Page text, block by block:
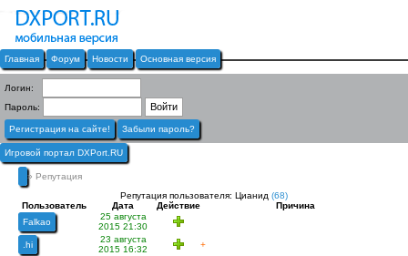
Главная Форум Новости Основная версия
Логин:
Пароль:
Регистрация на сайте! Забыли пароль?
Игровой портал DXPort.RU
» Репутация
Репутация пользователя: Цианид (68)
Пользователь
Дата Действие
Причина
Falkao
25 августа
2015 21:30
.hi
23 августа
2015 16:32
+